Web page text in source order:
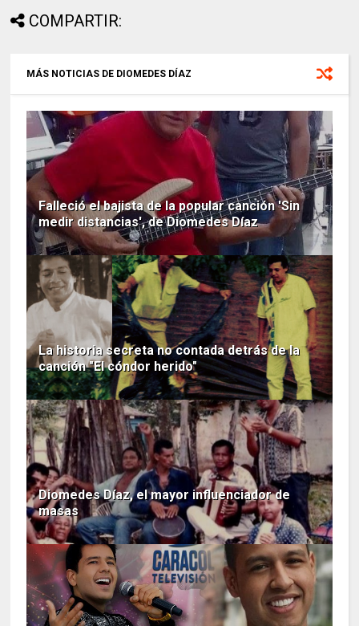
COMPARTIR:
MÁS NOTICIAS DE DIOMEDES DÍAZ
Falleció el bajista de la popular canción 'Sin
medir distancias', de Diomedes Díaz
La historia secreta no contada detrás de la
canción "El cóndor herido"
Diomedes Díaz, el mayor influenciador de
masas